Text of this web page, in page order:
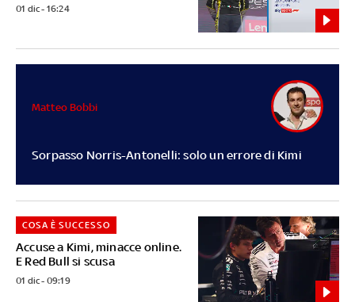
01 dic - 16:24
Sorpasso Norris-Antonelli: solo un errore di Kimi
Matteo Bobbi
Accuse a Kimi, minacce online.
E Red Bull si scusa
COSA È SUCCESSO
01 dic - 09:19